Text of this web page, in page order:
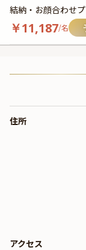
結納・お顔合わせ
￥11,187/名
住所
アクセス